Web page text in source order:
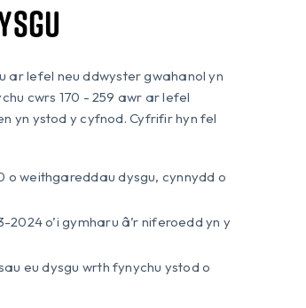
ar lefel neu ddwyster gwahanol yn
cwrs 170 - 259 awr ar lefel
yn ystod y cyfnod. Cyfrifir hyn fel
o weithgareddau dysgu, cynnydd o
o’i gymharu â’r niferoedd yn y
eu dysgu wrth fynychu ystod o